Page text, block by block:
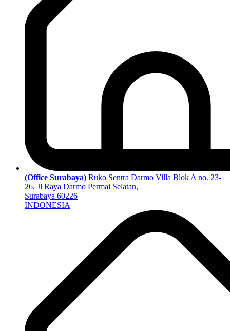
(Office Surabaya) Ruko Sentra Darmo Villa Blok A no. 23-
26, Jl Raya Darmo Permai Selatan,
Surabaya 60226
INDONESIA